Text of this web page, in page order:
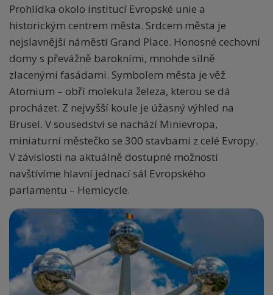
Prohlídka okolo institucí Evropské unie a
historickým centrem města. Srdcem města je
nejslavnější náměstí Grand Place. Honosné cechovní
domy s převážně barokními, mnohde silně
zlacenými fasádami. Symbolem města je věž
Atomium – obří molekula železa, kterou se dá
procházet. Z nejvyšší koule je úžasný výhled na
Brusel. V sousedství se nachází Minievropa,
miniaturní městečko se 300 stavbami z celé Evropy.
V závislosti na aktuálně dostupné možnosti
navštívíme hlavní jednací sál Evropského
parlamentu – Hemicycle.